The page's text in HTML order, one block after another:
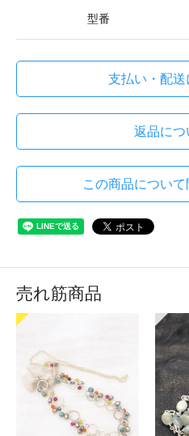
型番
支払い・配送
返品につ
この商品につい
売れ筋商品